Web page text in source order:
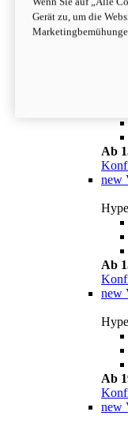
Ab
Ab
new
Ab
new
Ab
new
Gerät zu, um die